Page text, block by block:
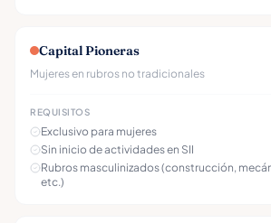
Capital Pioneras
Mujeres en rubros no tradicionales
REQUISITOS
Exclusivo para mujeres
Sin inicio de actividades en SII
Rubros masculinizados (construcción,
etc.)